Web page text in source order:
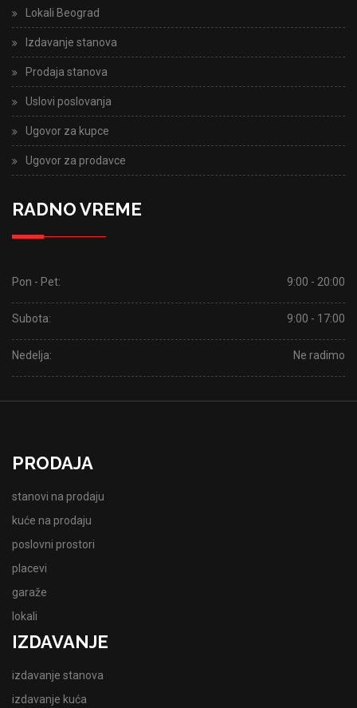
Lokali Beograd
Izdavanje stanova
Prodaja stanova
Uslovi poslovanja
Ugovor za kupce
Ugovor za prodavce
RADNO VREME
Pon - Pet: 9:00 - 20:00
Subota: 9:00 - 17:00
Nedelja: Ne radimo
PRODAJA
stanovi na prodaju
kuće na prodaju
poslovni prostori
placevi
garaže
lokali
IZDAVANJE
izdavanje stanova
izdavanje kuća